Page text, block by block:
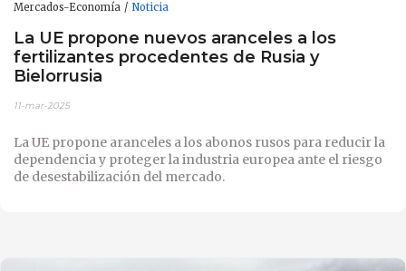
Mercados-Economía Noticia
La UE propone nuevos aranceles a los
fertilizantes procedentes de Rusia y
Bielorrusia
11-mar-2025
La UE propone aranceles a los abonos rusos para reducir la
dependencia y proteger la industria europea ante el riesgo
de desestabilización del mercado.